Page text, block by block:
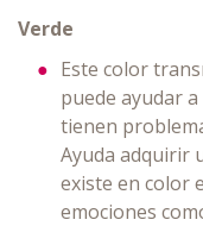
Verde
Este color
puede ayudar
tienen
Ayuda adquirir
existe en color
emociones